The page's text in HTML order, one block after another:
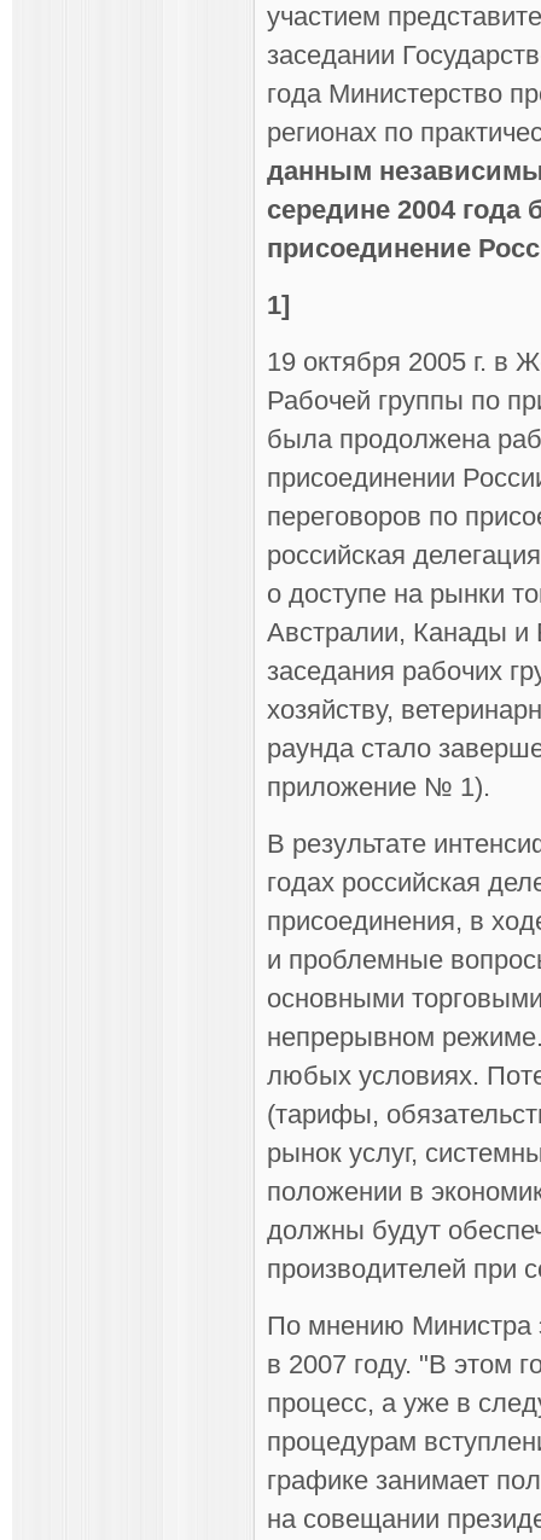
участием
заседании
года Министерство
регионах по
данным
середине 2004
присоединение
1]
19 октября 2005 г. в
Рабочей группы по
была продолжена
присоединении
переговоров по
российская
о доступе на рынки
Австралии, Канады
заседания рабочих
хозяйству,
раунда стало
приложение № 1).
В результате
годах российская
присоединения, в
и проблемные
основными
непрерывном
любых условиях.
(тарифы,
рынок услуг,
положении в
должны будут
производителей при
По мнению Министра
в 2007 году. "В этом
процесс, а уже в
процедурам
графике занимает
на совещании